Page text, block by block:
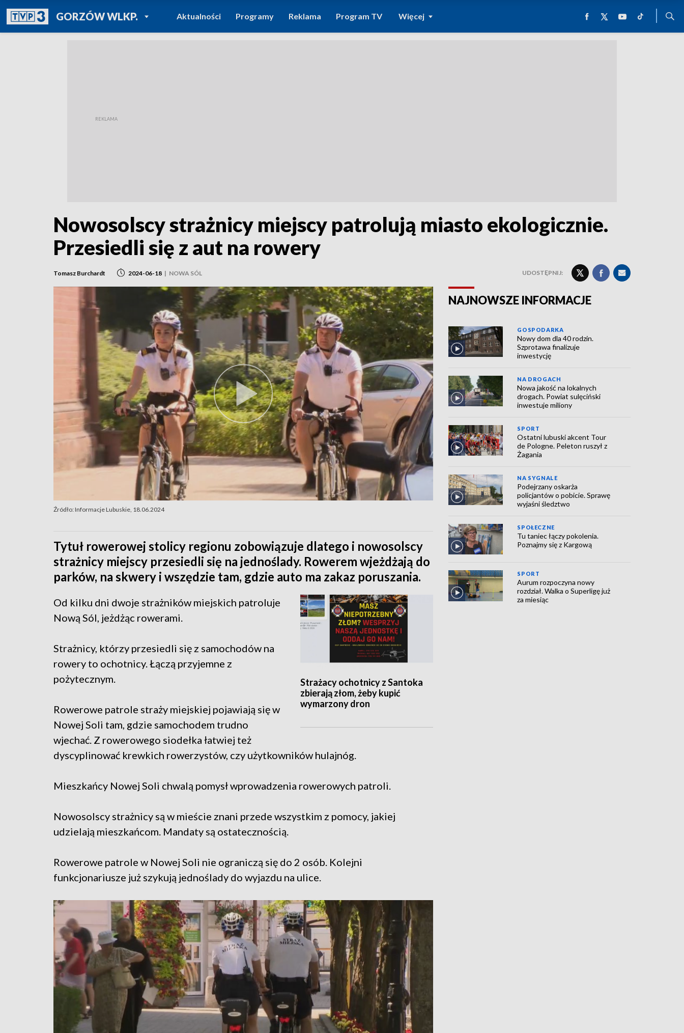
GORZÓW WLKP.POWRÓT DO
TVP REGIONY
Aktualności Programy Reklama Program TV Więcej
Nowosolscy strażnicy miejscy patrolują miasto ekologicznie.
Przesiedli się z aut na rowery
Tomasz Burchardt 2024-06-18 | NOWA SÓL UDOSTĘPNIJ:
Źródło: Informacje Lubuskie, 18.06.2024
Tytuł rowerowej stolicy regionu zobowiązuje dlatego i nowosolscy
strażnicy miejscy przesiedli się na jednoślady. Rowerem wjeżdżają do
parków, na skwery i wszędzie tam, gdzie auto ma zakaz poruszania.
Strażacy ochotnicy z Santoka
zbierają złom, żeby kupić
wymarzony dron
Od kilku dni dwoje strażników miejskich patroluje
Nową Sól, jeżdżąc rowerami.
Strażnicy, którzy przesiedli się z samochodów na
rowery to ochotnicy. Łączą przyjemne z
pożytecznym.
Rowerowe patrole straży miejskiej pojawiają się w
Nowej Soli tam, gdzie samochodem trudno
wjechać. Z rowerowego siodełka łatwiej też
dyscyplinować krewkich rowerzystów, czy użytkowników hulajnóg.
Mieszkańcy Nowej Soli chwalą pomysł wprowadzenia rowerowych patroli.
Nowosolscy strażnicy są w mieście znani przede wszystkim z pomocy, jakiej
udzielają mieszkańcom. Mandaty są ostatecznością.
Rowerowe patrole w Nowej Soli nie ograniczą się do 2 osób. Kolejni
funkcjonariusze już szykują jednoślady do wyjazdu na ulice.
NAJNOWSZE INFORMACJE
GOSPODARKA
Nowy dom dla 40 rodzin.
Szprotawa finalizuje
inwestycję
NA DROGACH
Nowa jakość na lokalnych
drogach. Powiat sulęciński
inwestuje miliony
SPORT
Ostatni lubuski akcent Tour
de Pologne. Peleton ruszył z
Żagania
NA SYGNALE
Podejrzany oskarża
policjantów o pobicie. Sprawę
wyjaśni śledztwo
SPOŁECZNE
Tu taniec łączy pokolenia.
Poznajmy się z Kargową
SPORT
Aurum rozpoczyna nowy
rozdział. Walka o Superligę już
za miesiąc